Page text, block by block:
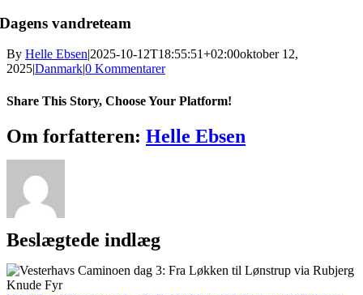
Dagens vandreteam
By Helle Ebsen|2025-10-12T18:55:51+02:00oktober 12,
2025|Danmark|0 Kommentarer
Share This Story, Choose Your Platform!
Facebook
X
Reddit
LinkedIn
WhatsApp
Telegram
Tumblr
Pinterest
Vk
Xing
E-
mail
Om forfatteren: Helle Ebsen
Beslægtede indlæg